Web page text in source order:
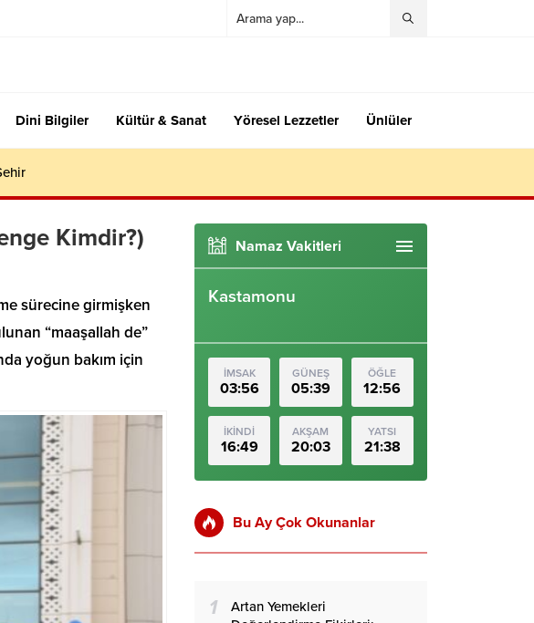
Dini Bilgiler Kültür & Sanat Yöresel Lezzetler Ünlüler
Kimdir?)
sürecine girmişken
“maaşallah de”
yoğun bakım için
Namaz Vakitleri
Kastamonu
İMSAK
03:56
GÜNEŞ
05:39
ÖĞLE
12:56
İKİNDİ
16:49
AKŞAM
20:03
YATSI
21:38
Bu Ay Çok Okunanlar
1
Artan Yemekleri